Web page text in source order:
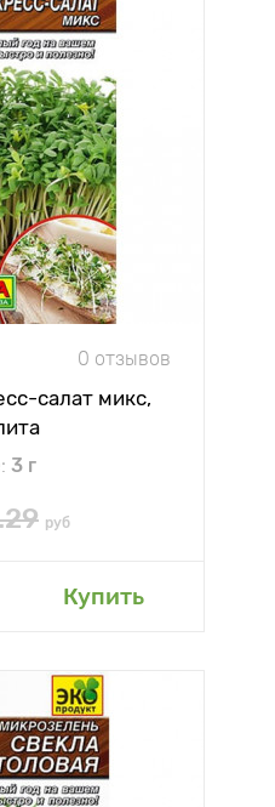
0 отзывов
салат микс,
3 г
руб
Купить